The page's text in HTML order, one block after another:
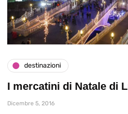
destinazioni
I mercatini di Natale di
Dicembre 5, 2016